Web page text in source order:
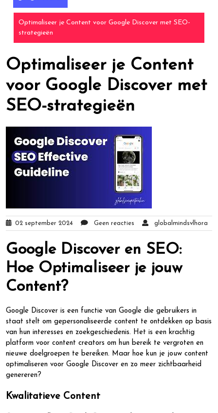
Optimaliseer je Content voor Google Discover met SEO-
strategieën
Optimaliseer je Content
voor Google Discover met
SEO-strategieën
02 september 2024 Geen reacties globalmindsvlhora
Google Discover en SEO:
Hoe Optimaliseer je jouw
Content?
Google Discover is een functie van Google die gebruikers in
staat stelt om gepersonaliseerde content te ontdekken op basis
van hun interesses en zoekgeschiedenis. Het is een krachtig
platform voor content creators om hun bereik te vergroten en
nieuwe doelgroepen te bereiken. Maar hoe kun je jouw content
optimaliseren voor Google Discover en zo meer zichtbaarheid
genereren?
Kwalitatieve Content